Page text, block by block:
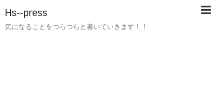
Hs--press
気になることをつらつらと書いていきます！！